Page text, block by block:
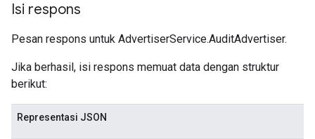
Isi respons
Pesan respons untuk AdvertiserService.AuditAdvertiser.
Jika berhasil, isi respons memuat data dengan struktur
berikut:
Representasi JSON